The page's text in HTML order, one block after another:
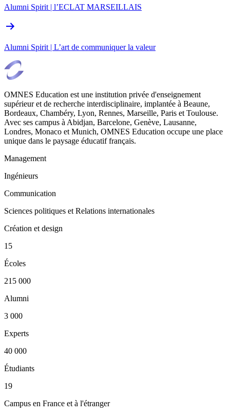
Alumni Spirit | l’ECLAT MARSEILLAIS
Alumni Spirit | L’art de communiquer la valeur
OMNES Education est une institution privée d'enseignement
supérieur et de recherche interdisciplinaire, implantée à Beaune,
Bordeaux, Chambéry, Lyon, Rennes, Marseille, Paris et Toulouse.
Avec ses campus à Abidjan, Barcelone, Genève, Lausanne,
Londres, Monaco et Munich, OMNES Education occupe une place
unique dans le paysage éducatif français.
Management
Ingénieurs
Communication
Sciences politiques et Relations internationales
Création et design
15
Écoles
215 000
Alumni
3 000
Experts
40 000
Étudiants
19
Campus en France et à l'étranger